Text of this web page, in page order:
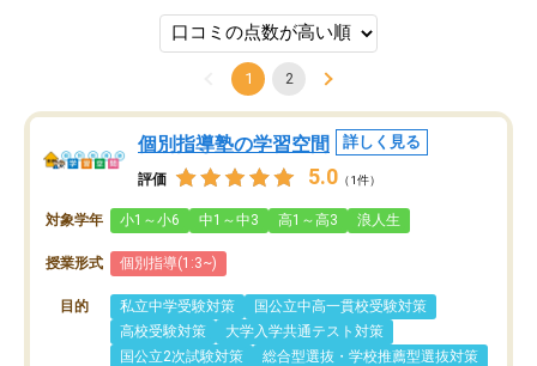
1 2
個別指導塾の学習空間 詳しく見る
評価 5.0 （1件）
対象学年 小1～小6 中1～中3 高1～高3 浪人生
授業形式 個別指導(1:3~)
目的 私立中学受験対策
国公立中高一貫校受験対策
高校受験対策
大学入学共通テスト対策
国公立2次試験対策
総合型選抜・学校推薦型選抜対策